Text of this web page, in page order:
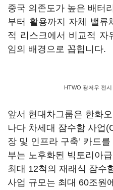
중국 의존도가 높은 배터
부터 활용까지 자체 밸류
적 리스크에서 비교적 자
임의 배경으로 꼽힙니다.
HTWO 광저우 전
앞서 현대차그룹은 한화
나다 차세대 잠수함 사업
장 및 인프라 구축’ 카드
부는 노후화된 빅토리아
최대 12척의 재래식 잠수
사업 규모는 최대 60조원